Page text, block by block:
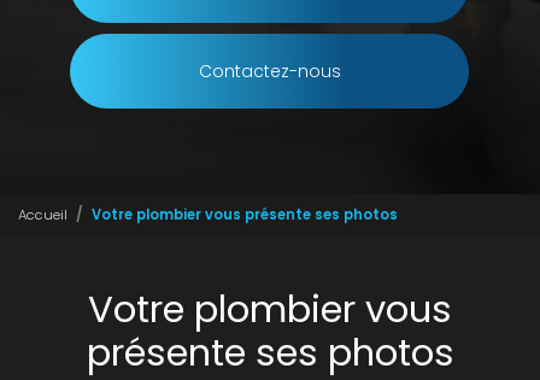
Contactez-nous
Accueil Votre plombier vous présente ses photos
Votre plombier vous
présente ses photos